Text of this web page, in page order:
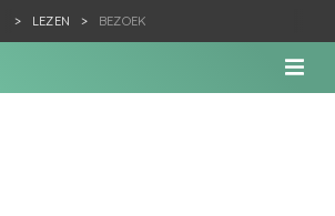
LEZEN BEZOEK